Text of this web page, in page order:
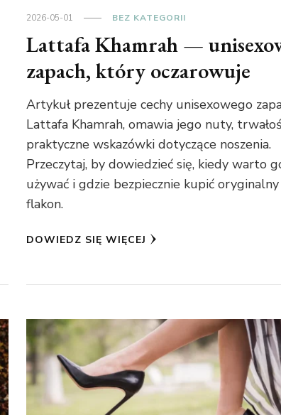
2026-05-01 BEZ KATEGORII
Lattafa Khamrah —
zapach, który oczarowuje
Artykuł prezentuje cechy unisexowego
Lattafa Khamrah, omawia jego nuty,
praktyczne wskazówki dotyczące noszenia.
Przeczytaj, by dowiedzieć się, kiedy warto
używać i gdzie bezpiecznie kupić oryginalny
flakon.
DOWIEDZ SIĘ WIĘCEJ